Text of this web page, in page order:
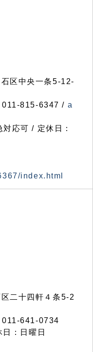
区中央一条5-12-
815-6347 / a
応可 / 定休日：
index.html
二十四軒４条5-2
641-0734
：日曜日